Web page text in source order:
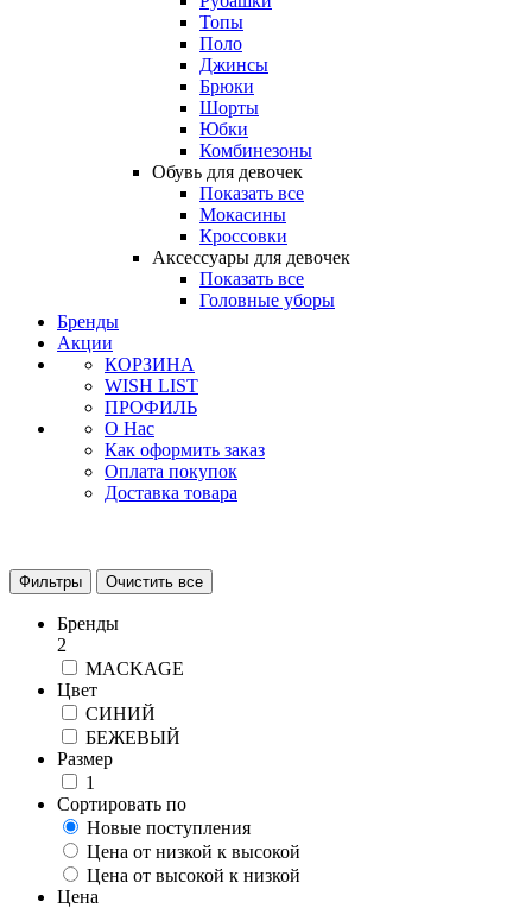
Топы
Поло
Джинсы
Брюки
Шорты
Юбки
Комбинезоны
Обувь для девочек
Показать все
Мокасины
Кроссовки
Аксессуары для девочек
Показать все
Головные уборы
Бренды
Акции
КОРЗИНА
WISH LIST
ПРОФИЛЬ
О Нас
Как оформить заказ
Оплата покупок
Доставка товара
Фильтры Очистить все
Бренды
2
MACKAGE
Цвет
СИНИЙ
БЕЖЕВЫЙ
Размер
1
Сортировать по
Новые поступления
Цена от низкой к высокой
Цена от высокой к низкой
Цена